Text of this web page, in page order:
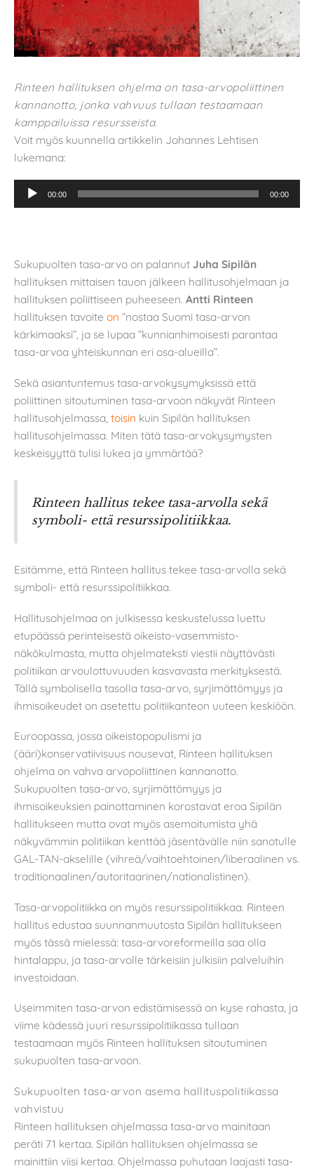
Rinteen hallituksen ohjelma on tasa-arvopoliittinen
kannanotto, jonka vahvuus tullaan testaamaan
kamppailuissa resursseista.
Voit myös kuunnella artikkelin Johannes Lehtisen
lukemana:
Äänitoistin00:00 00:00
Sukupuolten tasa-arvo on palannut Juha Sipilän
hallituksen mittaisen tauon jälkeen hallitusohjelmaan ja
hallituksen poliittiseen puheeseen. Antti Rinteen
hallituksen tavoite on ”nostaa Suomi tasa-arvon
kärkimaaksi”, ja se lupaa ”kunnianhimoisesti parantaa
tasa-arvoa yhteiskunnan eri osa-alueilla”.
Sekä asiantuntemus tasa-arvokysymyksissä että
poliittinen sitoutuminen tasa-arvoon näkyvät Rinteen
hallitusohjelmassa, toisin kuin Sipilän hallituksen
hallitusohjelmassa. Miten tätä tasa-arvokysymysten
keskeisyyttä tulisi lukea ja ymmärtää?
Rinteen hallitus tekee tasa-arvolla sekä
symboli- että resurssipolitiikkaa.
Esitämme, että Rinteen hallitus tekee tasa-arvolla sekä
symboli- että resurssipolitiikkaa.
Hallitusohjelmaa on julkisessa keskustelussa luettu
etupäässä perinteisestä oikeisto-vasemmisto-
näkökulmasta, mutta ohjelmateksti viestii näyttävästi
politiikan arvoulottuvuuden kasvavasta merkityksestä.
Tällä symbolisella tasolla tasa-arvo, syrjimättömyys ja
ihmisoikeudet on asetettu politiikanteon uuteen keskiöön.
Euroopassa, jossa oikeistopopulismi ja
(ääri)konservatiivisuus nousevat, Rinteen hallituksen
ohjelma on vahva arvopoliittinen kannanotto.
Sukupuolten tasa-arvo, syrjimättömyys ja
ihmisoikeuksien painottaminen korostavat eroa Sipilän
hallitukseen mutta ovat myös asemoitumista yhä
näkyvämmin politiikan kenttää jäsentävälle niin sanotulle
GAL-TAN-akselille (vihreä/vaihtoehtoinen/liberaalinen vs.
traditionaalinen/autoritaarinen/nationalistinen).
Tasa-arvopolitiikka on myös resurssipolitiikkaa. Rinteen
hallitus edustaa suunnanmuutosta Sipilän hallitukseen
myös tässä mielessä: tasa-arvoreformeilla saa olla
hintalappu, ja tasa-arvolle tärkeisiin julkisiin palveluihin
investoidaan.
Useimmiten tasa-arvon edistämisessä on kyse rahasta, ja
viime kädessä juuri resurssipolitiikassa tullaan
testaamaan myös Rinteen hallituksen sitoutuminen
sukupuolten tasa-arvoon.
Sukupuolten tasa-arvon asema hallituspolitiikassa
vahvistuu
Rinteen hallituksen ohjelmassa tasa-arvo mainitaan
peräti 71 kertaa. Sipilän hallituksen ohjelmassa se
mainittiin viisi kertaa. Ohjelmassa puhutaan laajasti tasa-